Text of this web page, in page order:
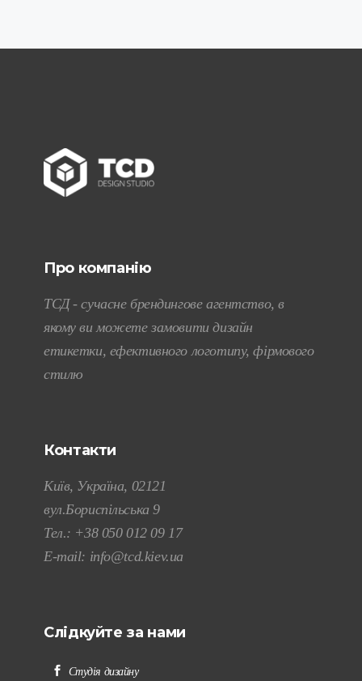
Про компанію
ТСД - сучасне брендингове агентство, в
якому ви можете замовити дизайн
етикетки, ефективного логотипу, фірмового
стилю
Контакти
Київ, Україна, 02121
вул.Бориспільська 9
Тел.: +38 050 012 09 17
E-mail: info@tcd.kiev.ua
Слідкуйте за нами
Студія дизайну